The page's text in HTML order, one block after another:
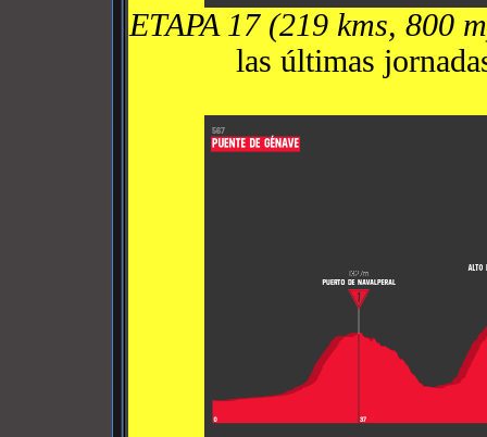
ETAPA 17 (219 kms, 800
las últimas